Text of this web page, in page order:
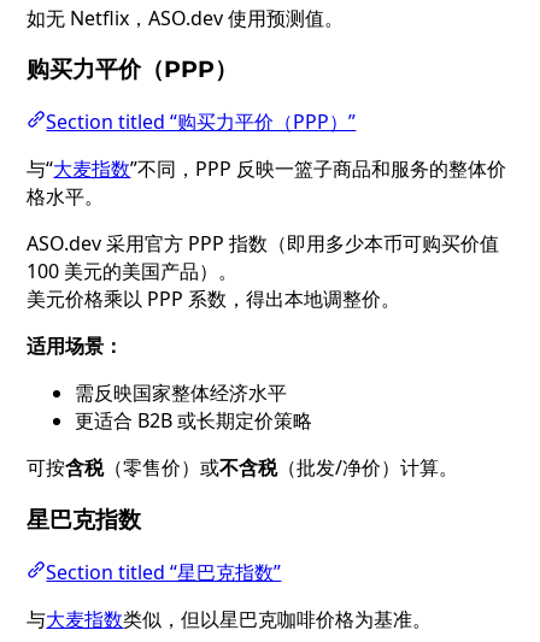
如无 Netflix，ASO.dev 使用预测值。
购买力平价（PPP）
Section titled “购买力平价（PPP）”
与“大麦指数”不同，PPP 反映一篮子商品和服务的整体价
格水平。
ASO.dev 采用官方 PPP 指数（即用多少本币可购买价值
100 美元的美国产品）。
美元价格乘以 PPP 系数，得出本地调整价。
适用场景：
需反映国家整体经济水平
更适合 B2B 或长期定价策略
可按含税（零售价）或不含税（批发/净价）计算。
星巴克指数
Section titled “星巴克指数”
与大麦指数类似，但以星巴克咖啡价格为基准。